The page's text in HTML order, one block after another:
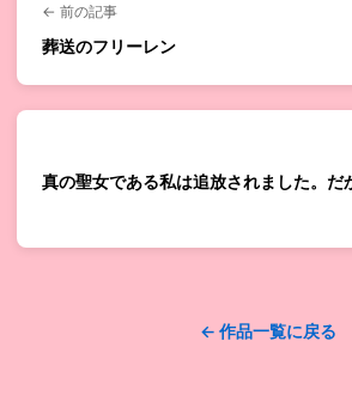
← 前の記事
葬送のフリーレン
真の聖女である私は追放されました。だ
← 作品一覧に戻る